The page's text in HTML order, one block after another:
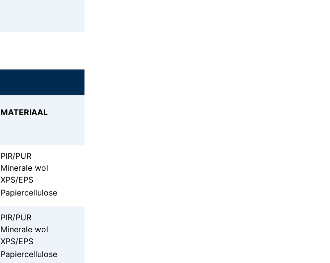
MATERIAAL
PIR/PUR
Minerale wol
XPS/EPS
Papiercellulose
PIR/PUR
Minerale wol
XPS/EPS
Papiercellulose